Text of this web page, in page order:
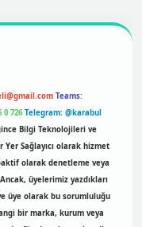
Teams:
0 726 Telegram: @karabul
Bilgi Teknolojileri ve
Sağlayıcı olarak hizmet
olarak denetleme veya
üyelerimiz yazdıkları
üye olarak bu sorumluluğu
bir marka, kurum veya